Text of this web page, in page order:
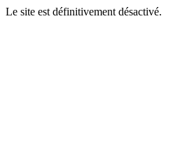
Le site est définitivement désactivé.